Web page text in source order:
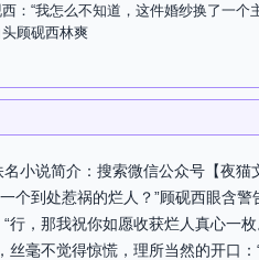
：“我怎么不知道，这件婚纱换了一
顾砚西林爽
小说简介：搜索微信公众号【夜
个到处惹祸的烂人？”顾砚西眼含
“行，那我祝你如愿收获烂人真
丝毫不觉得惊慌，理所当然的开口